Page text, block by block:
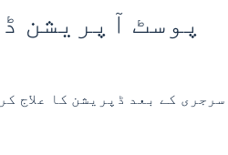
پوسٹ آپریشن
سرجری کے بعد ڈپریشن کا علاج